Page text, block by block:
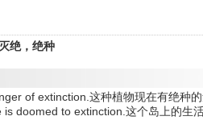
绝，绝种
of extinction.这种植物现在有绝种的
doomed to extinction.这个岛上的生活